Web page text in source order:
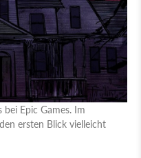
Epic Games. Im
ersten Blick vielleicht